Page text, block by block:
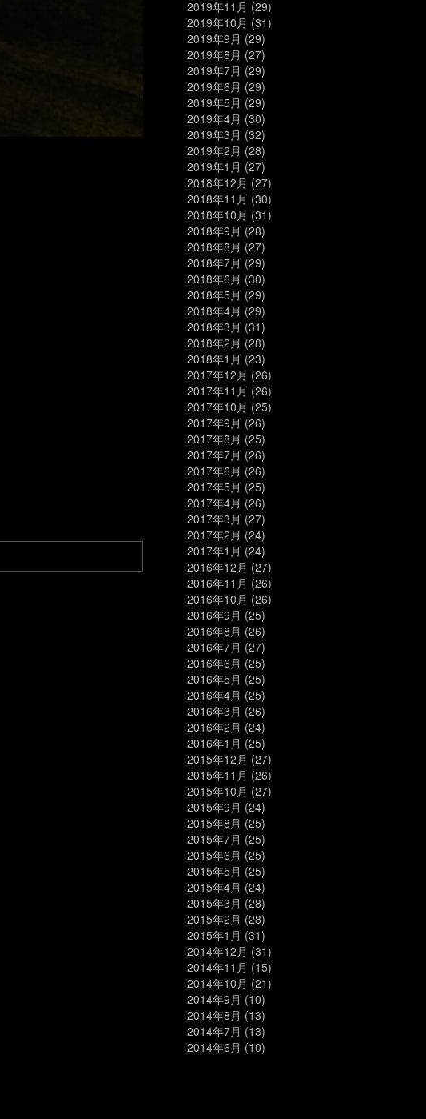
2019年11月 (29)
2019年10月 (31)
2019年9月 (29)
2019年8月 (27)
2019年7月 (29)
2019年6月 (29)
2019年5月 (29)
2019年4月 (30)
2019年3月 (32)
2019年2月 (28)
2019年1月 (27)
2018年12月 (27)
2018年11月 (30)
2018年10月 (31)
2018年9月 (28)
2018年8月 (27)
2018年7月 (29)
2018年6月 (30)
2018年5月 (29)
2018年4月 (29)
2018年3月 (31)
2018年2月 (28)
2018年1月 (23)
2017年12月 (26)
2017年11月 (26)
2017年10月 (25)
2017年9月 (26)
2017年8月 (25)
2017年7月 (26)
2017年6月 (26)
2017年5月 (25)
2017年4月 (26)
2017年3月 (27)
2017年2月 (24)
2017年1月 (24)
2016年12月 (27)
2016年11月 (26)
2016年10月 (26)
2016年9月 (25)
2016年8月 (26)
2016年7月 (27)
2016年6月 (25)
2016年5月 (25)
2016年4月 (25)
2016年3月 (26)
2016年2月 (24)
2016年1月 (25)
2015年12月 (27)
2015年11月 (26)
2015年10月 (27)
2015年9月 (24)
2015年8月 (25)
2015年7月 (25)
2015年6月 (25)
2015年5月 (25)
2015年4月 (24)
2015年3月 (28)
2015年2月 (28)
2015年1月 (31)
2014年12月 (31)
2014年11月 (15)
2014年10月 (21)
2014年9月 (10)
2014年8月 (13)
2014年7月 (13)
2014年6月 (10)